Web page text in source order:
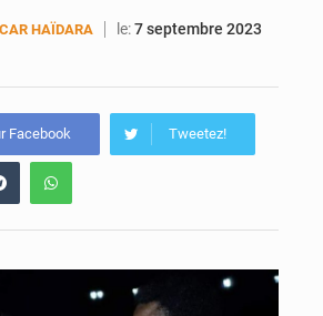
HAÏDARA le:7 septembre 2023
Facebook Tweetez!